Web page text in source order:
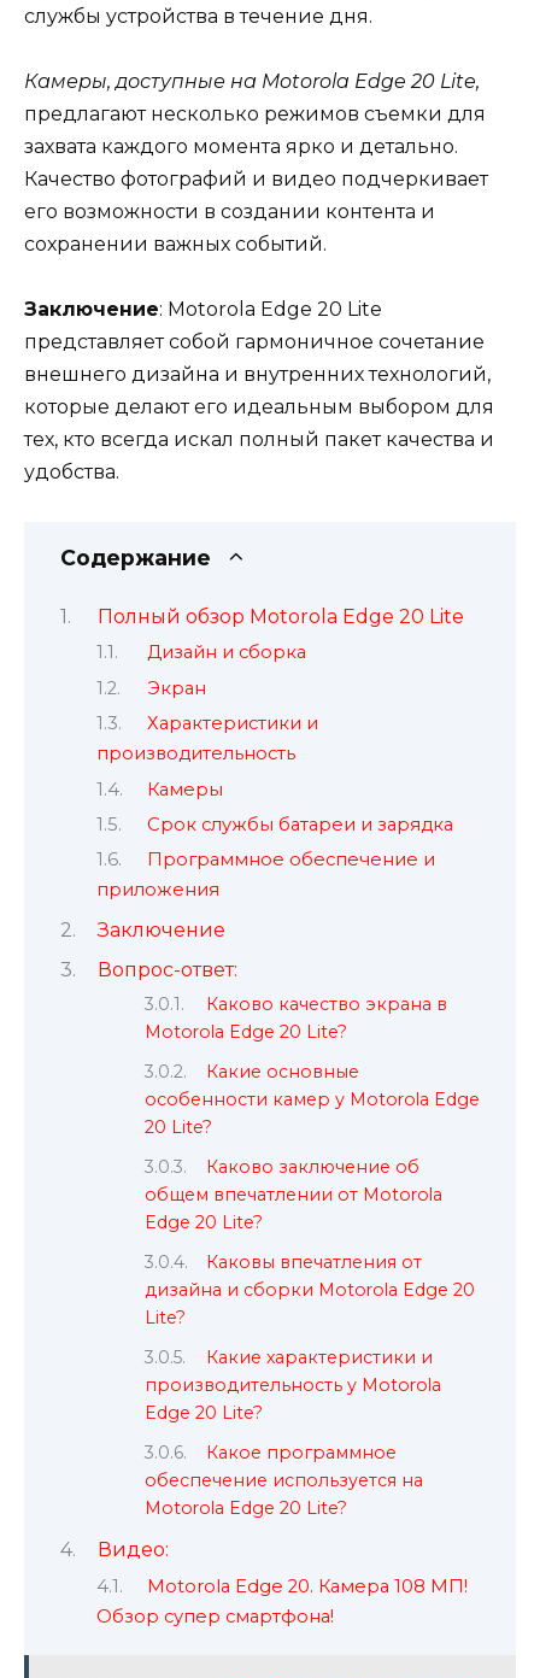
службы устройства в течение дня.
Камеры, доступные на Motorola Edge 20 Lite,
предлагают несколько режимов съемки для
захвата каждого момента ярко и детально.
Качество фотографий и видео подчеркивает
его возможности в создании контента и
сохранении важных событий.
Заключение: Motorola Edge 20 Lite
представляет собой гармоничное сочетание
внешнего дизайна и внутренних технологий,
которые делают его идеальным выбором для
тех, кто всегда искал полный пакет качества и
удобства.
Содержание
Полный обзор Motorola Edge 20 Lite
Дизайн и сборка
Экран
Характеристики и
производительность
Камеры
Срок службы батареи и зарядка
Программное обеспечение и
приложения
Заключение
Вопрос-ответ:
Каково качество экрана в
Motorola Edge 20 Lite?
Какие основные
особенности камер у Motorola Edge
20 Lite?
Каково заключение об
общем впечатлении от Motorola
Edge 20 Lite?
Каковы впечатления от
дизайна и сборки Motorola Edge 20
Lite?
Какие характеристики и
производительность у Motorola
Edge 20 Lite?
Какое программное
обеспечение используется на
Motorola Edge 20 Lite?
Видео:
Motorola Edge 20. Камера 108 МП!
Обзор супер смартфона!